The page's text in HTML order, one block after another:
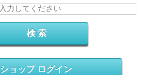
ショップ ログイン